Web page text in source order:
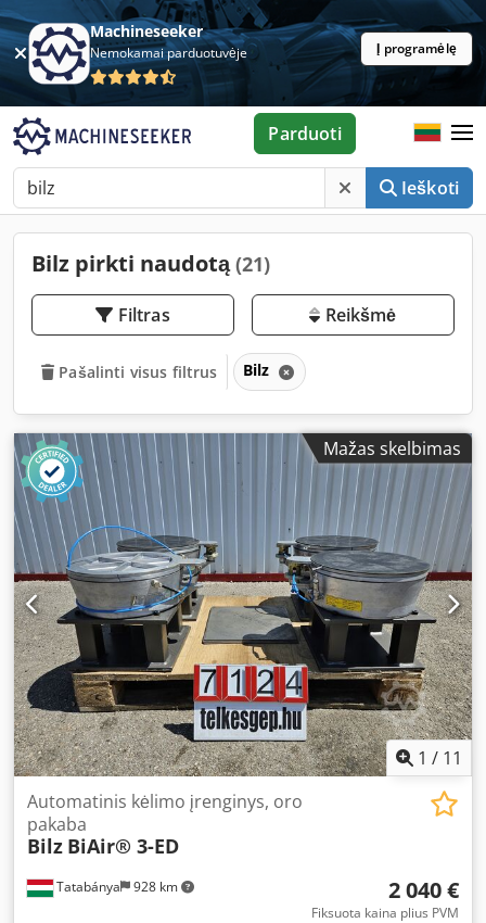
Machineseeker
Nemokamai parduotuvėje Į programėlę
Ieškoti
Parduoti
Bilz pirkti naudotą(21)
Filtras Reikšmė
Pašalinti visus filtrus Bilz
Mažas skelbimas
1 / 11
Tatabánya 928 km
Automatinis kėlimo įrenginys, oro
pakaba
Bilz BiAir® 3-ED
2 040 €
Fiksuota kaina plius PVM